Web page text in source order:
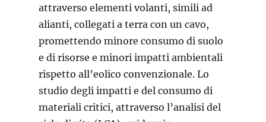
attraverso elementi volanti, simili ad
alianti, collegati a terra con un cavo,
promettendo minore consumo di suolo
e di risorse e minori impatti ambientali
rispetto all’eolico convenzionale. Lo
studio degli impatti e del consumo di
materiali critici, attraverso l’analisi del